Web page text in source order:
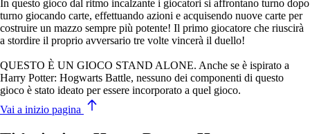
In questo gioco dal ritmo incalzante i giocatori si affrontano turno dopo
turno giocando carte, effettuando azioni e acquisendo nuove carte per
costruire un mazzo sempre più potente! Il primo giocatore che riuscirà
a stordire il proprio avversario tre volte vincerà il duello!
QUESTO È UN GIOCO STAND ALONE. Anche se è ispirato a
Harry Potter: Hogwarts Battle, nessuno dei componenti di questo
gioco è stato ideato per essere incorporato a quel gioco.
Vai a inizio pagina